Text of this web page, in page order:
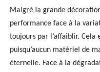
Malgré la grande
performance face à la
toujours par l’affaiblir.
puisqu’aucun matériel de
éternelle. Face à la